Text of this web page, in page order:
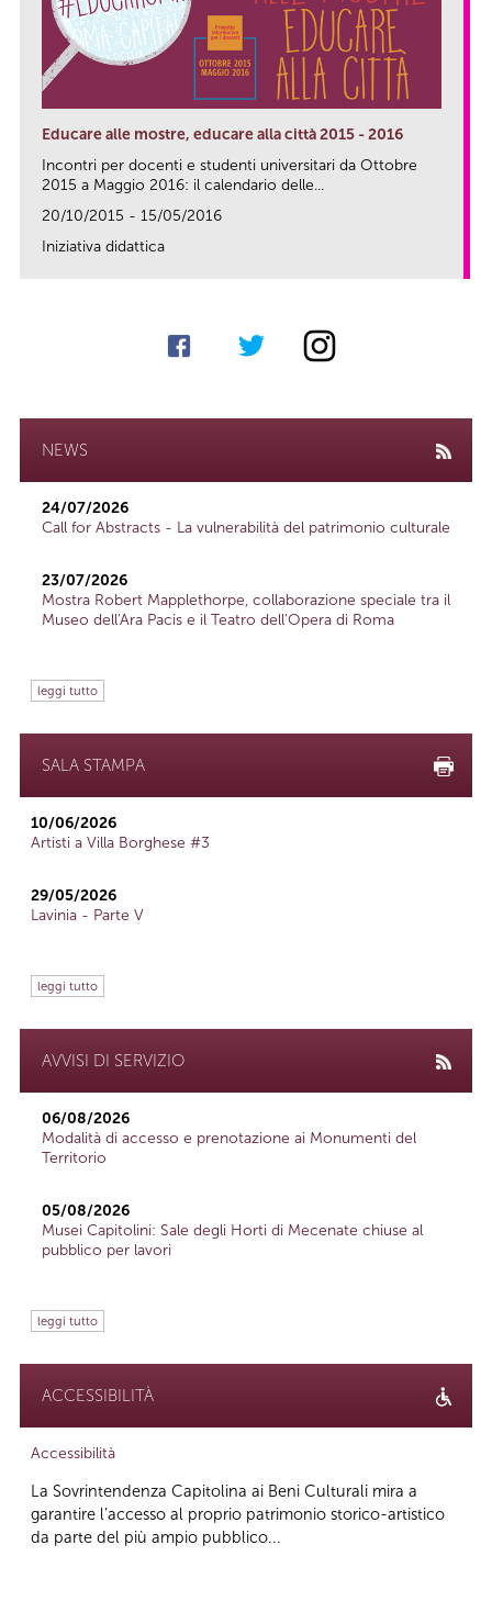
Educare alle mostre, educare alla città 2015 - 2016
Incontri per docenti e studenti universitari da Ottobre
2015 a Maggio 2016: il calendario delle...
20/10/2015 - 15/05/2016
Iniziativa didattica
NEWS
24/07/2026
Call for Abstracts - La vulnerabilità del patrimonio culturale
23/07/2026
Mostra Robert Mapplethorpe, collaborazione speciale tra il
Museo dell'Ara Pacis e il Teatro dell'Opera di Roma
leggi tutto
SALA STAMPA
10/06/2026
Artisti a Villa Borghese #3
29/05/2026
Lavinia - Parte V
leggi tutto
AVVISI DI SERVIZIO
06/08/2026
Modalità di accesso e prenotazione ai Monumenti del
Territorio
05/08/2026
Musei Capitolini: Sale degli Horti di Mecenate chiuse al
pubblico per lavori
leggi tutto
ACCESSIBILITÀ
Accessibilità
La Sovrintendenza Capitolina ai Beni Culturali mira a
garantire l’accesso al proprio patrimonio storico-artistico
da parte del più ampio pubblico...